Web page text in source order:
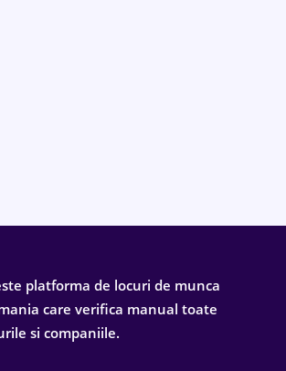
platforma de locuri de munca
care verifica manual toate
si companiile.